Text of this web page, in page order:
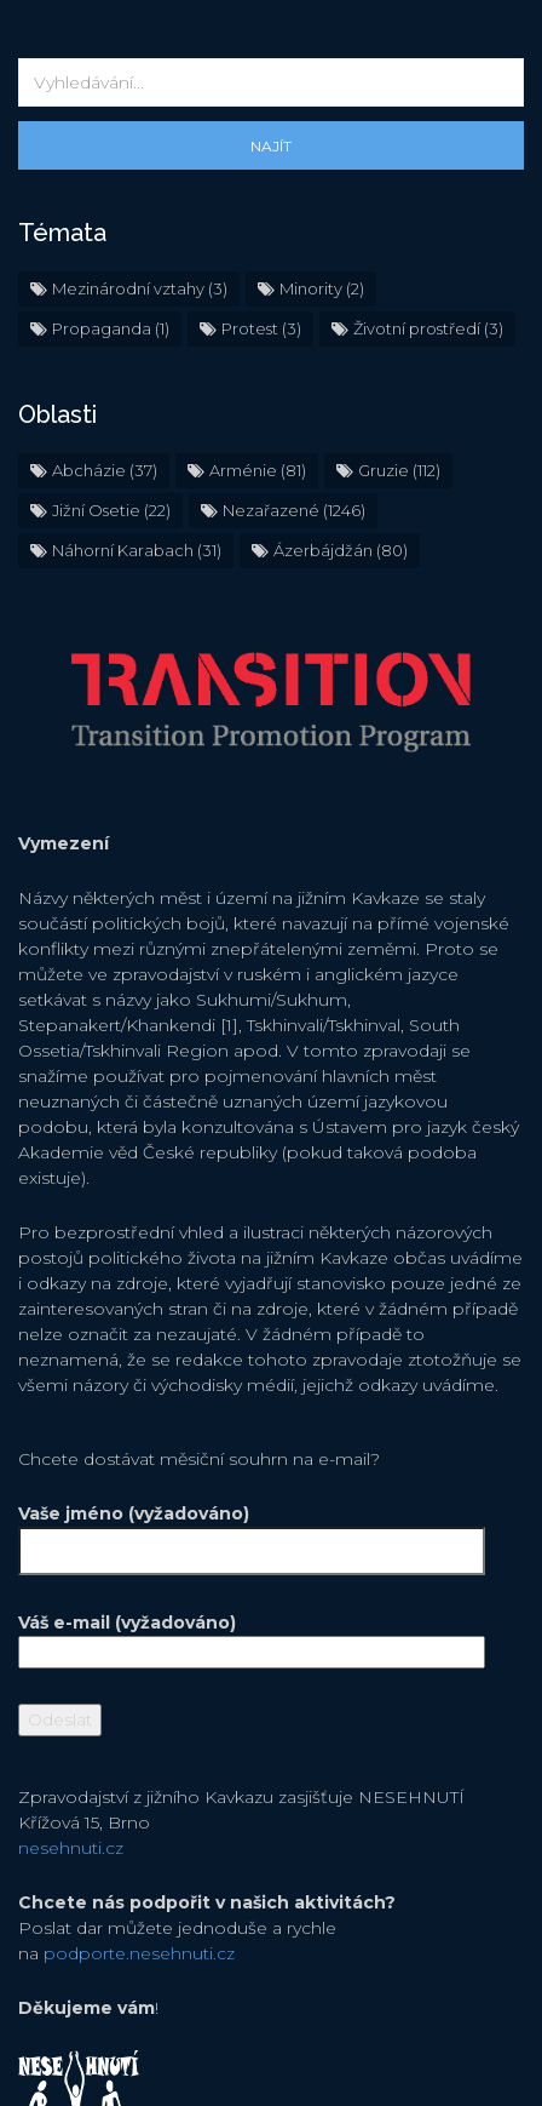
NAJÍT
Témata
Mezinárodní vztahy (3) Minority (2)
Propaganda (1) Protest (3) Životní prostředí(3)
Oblasti
Abcházie (37) Arménie (81) Gruzie (112)
Jižní Osetie (22) Nezařazené (1246)
Náhorní Karabach (31) Ázerbájdžán (80)
Vymezení
Názvy některých měst i území na jižním Kavkaze se staly
součástí politických bojů, které navazují na přímé vojenské
konflikty mezi různými znepřátelenými zeměmi. Proto se
můžete ve zpravodajství v ruském i anglickém jazyce
setkávat s názvy jako Sukhumi/Sukhum,
Stepanakert/Khankendi [1], Tskhinvali/Tskhinval, South
Ossetia/Tskhinvali Region apod. V tomto zpravodaji se
snažíme používat pro pojmenování hlavních měst
neuznaných či částečně uznaných území jazykovou
podobu, která byla konzultována s Ústavem pro jazyk český
Akademie věd České republiky (pokud taková podoba
existuje).
Pro bezprostřední vhled a ilustraci některých názorových
postojů politického života na jižním Kavkaze občas uvádíme
i odkazy na zdroje, které vyjadřují stanovisko pouze jedné ze
zainteresovaných stran či na zdroje, které v žádném případě
nelze označit za nezaujaté. V žádném případě to
neznamená, že se redakce tohoto zpravodaje ztotožňuje se
všemi názory či východisky médií, jejichž odkazy uvádíme.
Chcete dostávat měsiční souhrn na e-mail?
Vaše jméno (vyžadováno)
Váš e-mail (vyžadováno)
Zpravodajství z jižního Kavkazu zasjišťuje NESEHNUTÍ
Křížová 15, Brno
nesehnuti.cz
Chcete nás podpořit v našich aktivitách?
Poslat dar můžete jednoduše a rychle
na podporte.nesehnuti.cz
Děkujeme vám!